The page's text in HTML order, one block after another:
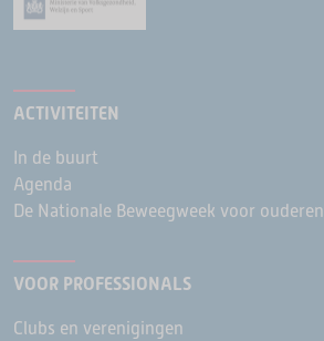
ACTIVITEITEN
In de buurt
Agenda
De Nationale Beweegweek voor ouderen
VOOR PROFESSIONALS
Clubs en verenigingen